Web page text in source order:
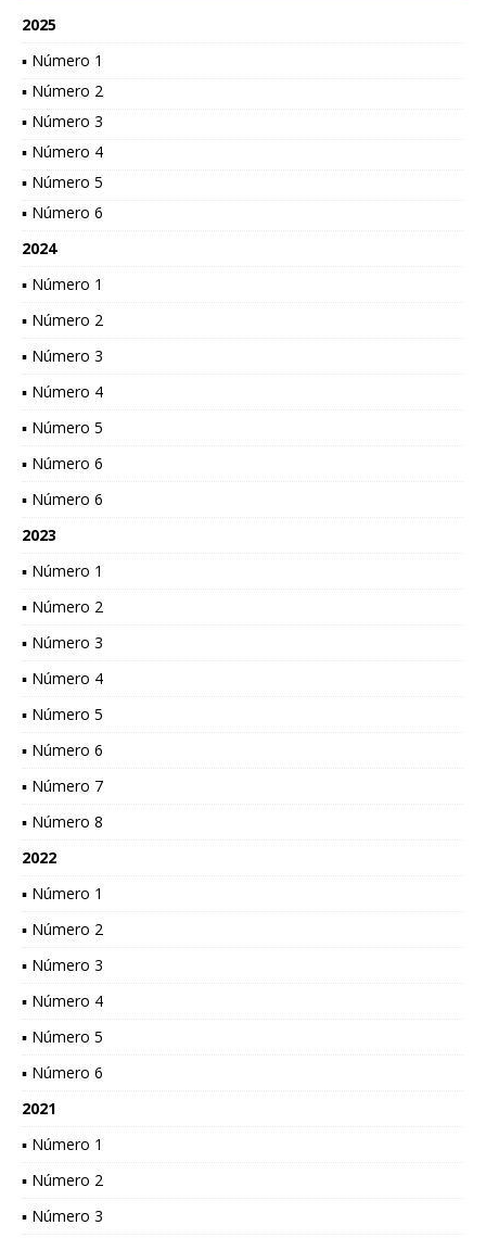
2025
▪ Número 1
▪ Número 2
▪ Número 3
▪ Número 4
▪ Número 5
▪ Número 6
2024
▪ Número 1
▪ Número 2
▪ Número 3
▪ Número 4
▪ Número 5
▪ Número 6
▪ Número 6
2023
▪ Número 1
▪ Número 2
▪ Número 3
▪ Número 4
▪ Número 5
▪ Número 6
▪ Número 7
▪ Número 8
2022
▪ Número 1
▪ Número 2
▪ Número 3
▪ Número 4
▪ Número 5
▪ Número 6
2021
▪ Número 1
▪ Número 2
▪ Número 3